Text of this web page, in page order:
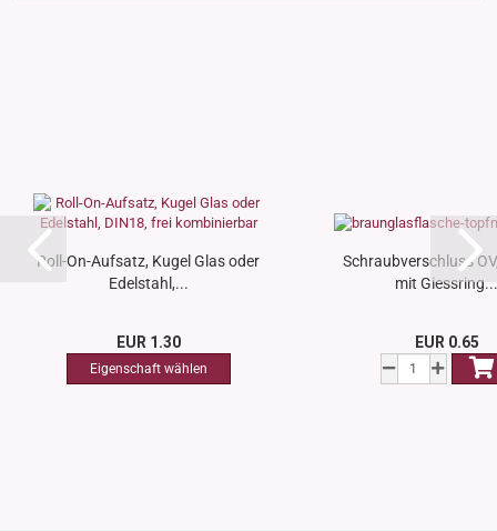
Roll-On-Aufsatz, Kugel Glas oder
Edelstahl,...
EUR 1.30
Schraubverschluss
mit Giessring...
EUR 0.65